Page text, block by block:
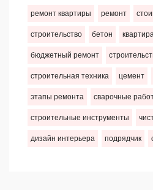
ремонт квартиры ремонт
строительство бетон
бюджетный ремонт
строительная техника цемент
этапы ремонта сварочные
строительные инструменты
дизайн интерьера подрядчик